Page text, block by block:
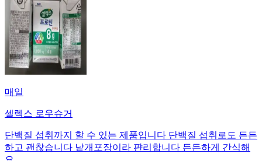
매일
셀렉스 로우슈거
단백질 섭취까지 할 수 있는 제품입니다 단백질 섭취로도 든든
하고 괜찮습니다 낱개포장이라 퍈리합니다 든든하게 간식해